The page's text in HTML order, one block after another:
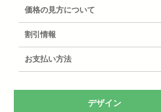
価格の見方について
割引情報
お支払い方法
デザイン